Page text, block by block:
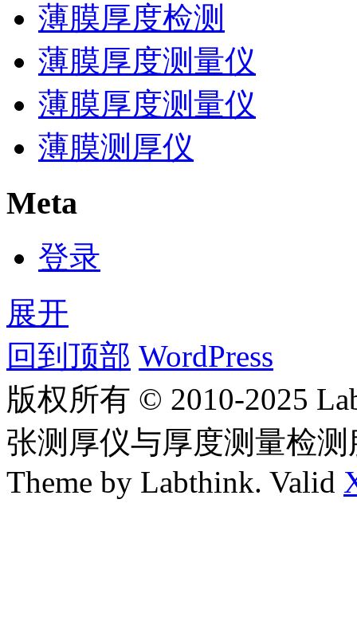
薄膜厚度检测
薄膜厚度测量仪
薄膜厚度测量仪
薄膜测厚仪
Meta
登录
展开
回到顶部 WordPress
版权所有 © 2010-2025
张测厚仪与厚度测量检
Theme by Labthink. Valid